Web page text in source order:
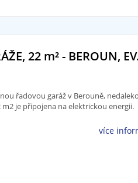
22 m²- BEROUN,
řadovou garáž v Berouně,
m2 je připojena na elektrickou energii.
více